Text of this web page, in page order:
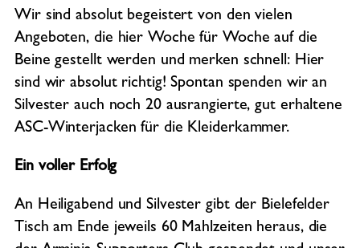
Wir sind absolut begeistert von den vielen
Angeboten, die hier Woche für Woche auf die
Beine gestellt werden und merken schnell: Hier
sind wir absolut richtig! Spontan spenden wir an
Silvester auch noch 20 ausrangierte, gut erhaltene
ASC-Winterjacken für die Kleiderkammer.
Ein voller Erfolg
An Heiligabend und Silvester gibt der Bielefelder
Tisch am Ende jeweils 60 Mahlzeiten heraus, die